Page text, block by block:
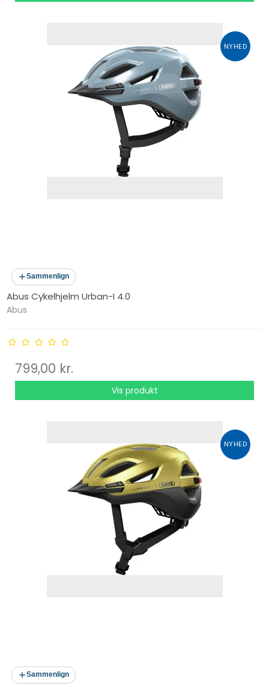
NYHED
Sammenlign
Abus Cykelhjelm Urban-I 4.0
Abus
799,00 kr.
Vis produkt
NYHED
Sammenlign